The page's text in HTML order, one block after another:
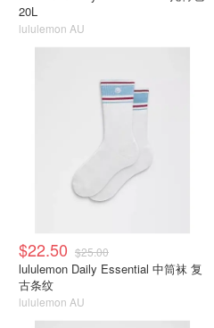
20L
lululemon AU
$22.50 $25.00
lululemon Daily Essential 中筒袜 复
古条纹
lululemon AU